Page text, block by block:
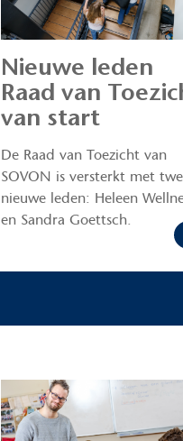
Nieuwe leden
Raad van
van start
De Raad van Toezicht van
SOVON is versterkt met
nieuwe leden: Heleen
en Sandra Goettsch.